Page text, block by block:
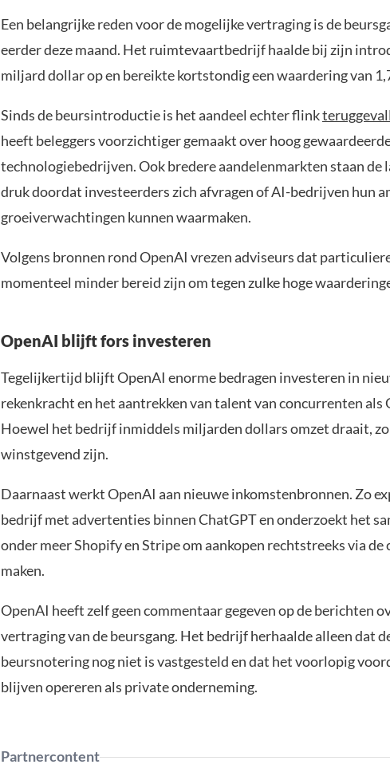
Een belangrijke reden voor de mogelijke vertraging is de
eerder deze maand. Het ruimtevaartbedrijf haalde bij zijn
miljard dollar op en bereikte kortstondig een waardering van
Sinds de beursintroductie is het aandeel echter flink
heeft beleggers voorzichtiger gemaakt over hoog
technologiebedrijven. Ook bredere aandelenmarkten staan de
druk doordat investeerders zich afvragen of AI-bedrijven hun
groeiverwachtingen kunnen waarmaken.
Volgens bronnen rond OpenAI vrezen adviseurs dat
momenteel minder bereid zijn om tegen zulke hoge
OpenAI blijft fors investeren
Tegelijkertijd blijft OpenAI enorme bedragen investeren in
rekenkracht en het aantrekken van talent van concurrenten als
Hoewel het bedrijf inmiddels miljarden dollars omzet draait,
winstgevend zijn.
Daarnaast werkt OpenAI aan nieuwe inkomstenbronnen. Zo
bedrijf met advertenties binnen ChatGPT en onderzoekt het
onder meer Shopify en Stripe om aankopen rechtstreeks via
maken.
OpenAI heeft zelf geen commentaar gegeven op de berichten
vertraging van de beursgang. Het bedrijf herhaalde alleen dat
beursnotering nog niet is vastgesteld en dat het voorlopig
blijven opereren als private onderneming.
Partnercontent